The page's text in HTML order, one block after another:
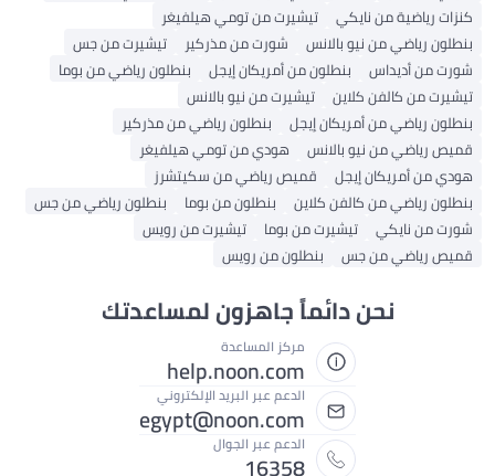
كنزات رياضية من نايكي
تيشيرت من تومي هيلفيغر
بنطلون رياضي من نيو بالانس
شورت من مذركير
تيشيرت من جس
شورت من أديداس
بنطلون من أمريكان إيجل
بنطلون رياضي من بوما
تيشيرت من كالفن كلاين
تيشيرت من نيو بالانس
بنطلون رياضي من أمريكان إيجل
بنطلون رياضي من مذركير
قميص رياضي من نيو بالانس
هودي من تومي هيلفيغر
هودي من أمريكان إيجل
قميص رياضي من سكيتشرز
بنطلون رياضي من كالفن كلاين
بنطلون من بوما
بنطلون رياضي من جس
شورت من نايكي
تيشيرت من بوما
تيشيرت من رويس
قميص رياضي من جس
بنطلون من رويس
نحن دائماً جاهزون لمساعدتك
مركز المساعدة
help.noon.com
الدعم عبر البريد الإلكتروني
egypt@noon.com
الدعم عبر الجوال
16358